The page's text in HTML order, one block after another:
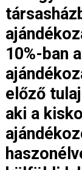
10%-ban
előző
aki a